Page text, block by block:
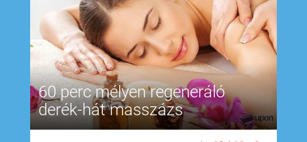
60 perc mélyen regeneráló
derék-hát masszázs